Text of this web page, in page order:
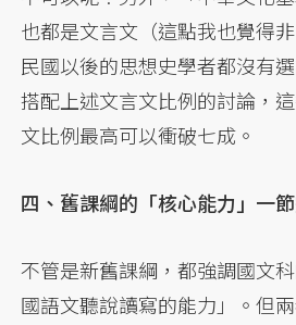
也都是文言文（這點我也覺得
民國以後的思想史學者都沒有
搭配上述文言文比例的討論，
文比例最高可以衝破七成。
四、舊課綱的「核心能力」一
不管是新舊課綱，都強調國文
國語文聽說讀寫的能力」。但